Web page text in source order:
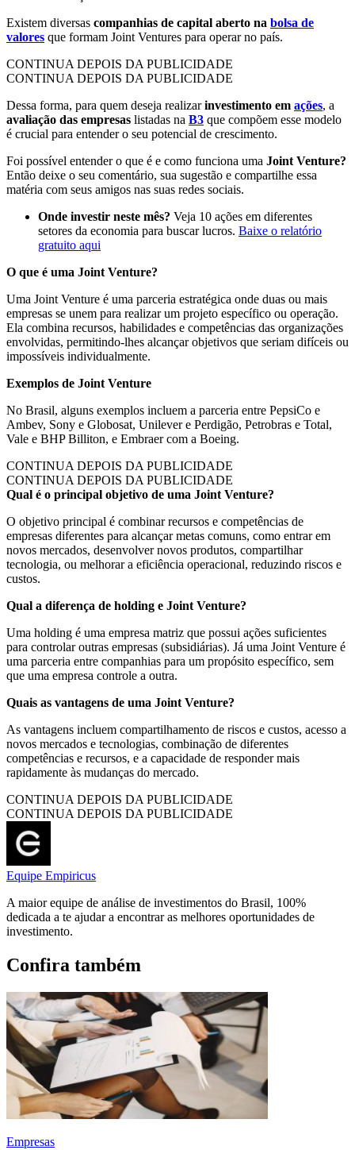
Existem diversas companhias de capital aberto na bolsa de
valores que formam Joint Ventures para operar no país.
CONTINUA DEPOIS DA PUBLICIDADE
CONTINUA DEPOIS DA PUBLICIDADE
Dessa forma, para quem deseja realizarinvestimento em ações, a
avaliação das empresas listadas na B3 que compõem esse modelo
é crucial para entender o seu potencial de crescimento.
Foi possível entender o que é e como funciona uma Joint Venture?
Então deixe o seu comentário, sua sugestão e compartilhe essa
matéria com seus amigos nas suas redes sociais.
Onde investir neste mês? Veja 10 ações em diferentes
setores da economia para buscar lucros. Baixe o relatório
gratuito aqui
O que é uma Joint Venture?
Uma Joint Venture é uma parceria estratégica onde duas ou mais
empresas se unem para realizar um projeto específico ou operação.
Ela combina recursos, habilidades e competências das organizações
envolvidas, permitindo-lhes alcançar objetivos que seriam difíceis ou
impossíveis individualmente.
Exemplos de Joint Venture
No Brasil, alguns exemplos incluem a parceria entre PepsiCo e
Ambev, Sony e Globosat, Unilever e Perdigão, Petrobras e Total,
Vale e BHP Billiton, e Embraer com a Boeing.
CONTINUA DEPOIS DA PUBLICIDADE
CONTINUA DEPOIS DA PUBLICIDADE
Qual é o principal objetivo de uma Joint Venture?
O objetivo principal é combinar recursos e competências de
empresas diferentes para alcançar metas comuns, como entrar em
novos mercados, desenvolver novos produtos, compartilhar
tecnologia, ou melhorar a eficiência operacional, reduzindo riscos e
custos.
Qual a diferença de holding e Joint Venture?
Uma holding é uma empresa matriz que possui ações suficientes
para controlar outras empresas (subsidiárias). Já uma Joint Venture é
uma parceria entre companhias para um propósito específico, sem
que uma empresa controle a outra.
Quais as vantagens de uma Joint Venture?
As vantagens incluem compartilhamento de riscos e custos, acesso a
novos mercados e tecnologias, combinação de diferentes
competências e recursos, e a capacidade de responder mais
rapidamente às mudanças do mercado.
CONTINUA DEPOIS DA PUBLICIDADE
CONTINUA DEPOIS DA PUBLICIDADE
Equipe Empiricus
A maior equipe de análise de investimentos do Brasil, 100%
dedicada a te ajudar a encontrar as melhores oportunidades de
investimento.
Confira também
Empresas